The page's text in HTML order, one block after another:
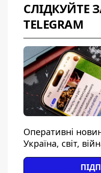
СЛІДКУЙТЕ
TELEGRAM
Оперативні
Україна, світ,